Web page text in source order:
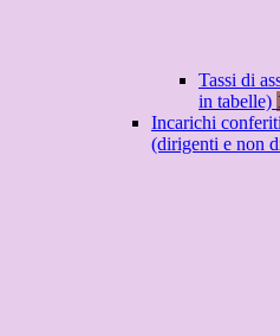
Tassi di
in tabelle)
Incarichi
(dirigenti e non